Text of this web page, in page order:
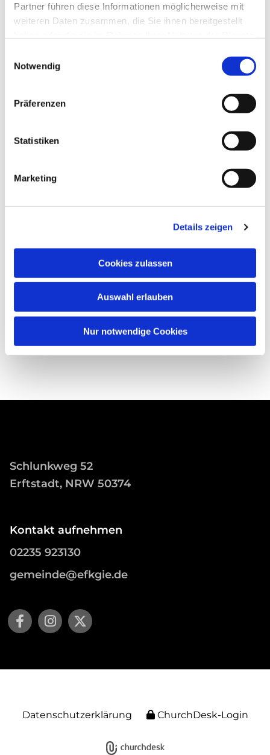
Partner führen diese Informationen möglicherweise mit
weiteren Daten zusammen, die Sie ihnen bereitgestellt
Notwendig
Präferenzen
Statistiken
Marketing
Details zeigen
Cookies zulassen
Auswahl erlauben
Nur notwendige Cookies
Schlunkweg 52
Erftstadt, NRW 50374
Kontakt aufnehmen
02235 923130
gemeinde@efkgie.de
Datenschutzerklärung ChurchDesk-Login